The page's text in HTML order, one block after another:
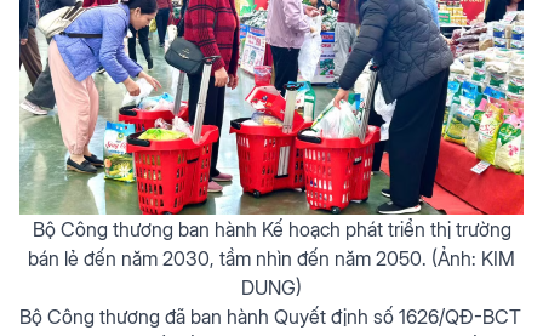
Bộ Công thương ban hành Kế hoạch phát triển thị trường
bán lẻ đến năm 2030, tầm nhìn đến năm 2050. (Ảnh: KIM
DUNG)
Bộ Công thương đã ban hành Quyết định số 1626/QĐ-BCT